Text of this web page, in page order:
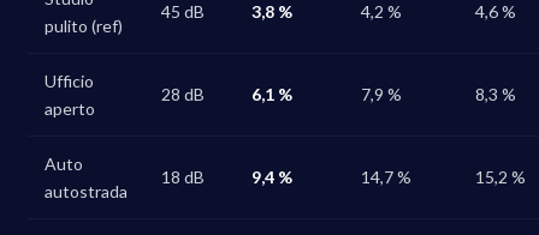
pulito (ref)
45 dB 3,8 % 4,2 % 4,6 %
Ufficio
aperto
28 dB 6,1 % 7,9 % 8,3 %
Auto
autostrada
18 dB 9,4 % 14,7 % 15,2 %